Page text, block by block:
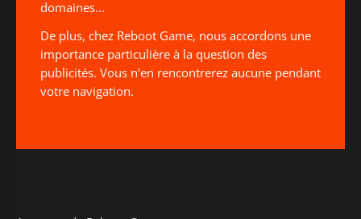
domaines...
De plus, chez Reboot Game, nous accordons une
importance particulière à la question des
publicités. Vous n'en rencontrerez aucune pendant
votre navigation.